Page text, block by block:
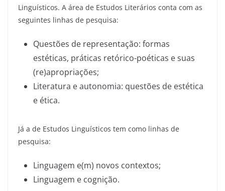
Linguísticos. A área de Estudos Literários conta com as
seguintes linhas de pesquisa:
Questões de representação: formas
estéticas, práticas retórico-poéticas e suas
(re)apropriações;
Literatura e autonomia: questões de estética
e ética.
Já a de Estudos Linguísticos tem como linhas de
pesquisa:
Linguagem e(m) novos contextos;
Linguagem e cognição.